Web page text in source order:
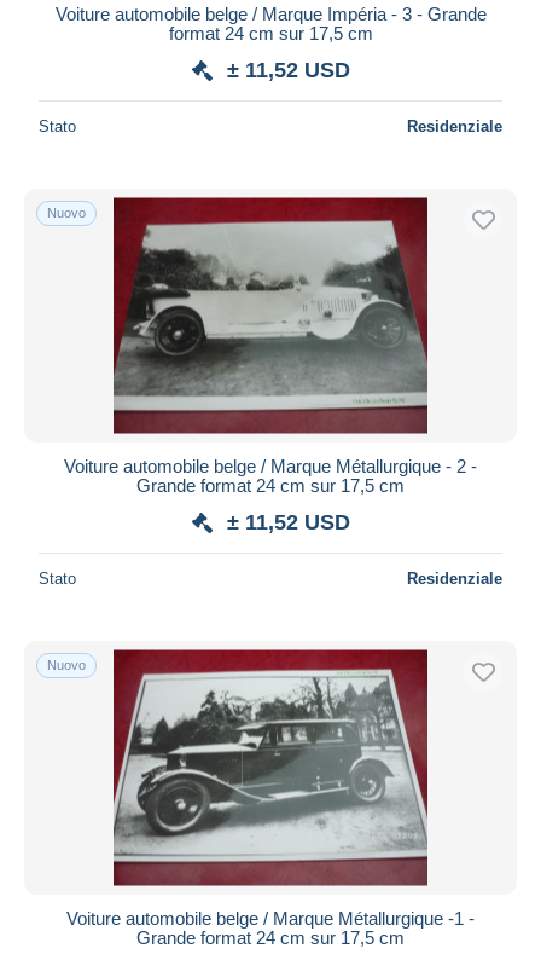
Voiture automobile belge / Marque Impéria - 3 - Grande
format 24 cm sur 17,5 cm
± 11,52 USD
Stato Residenziale
Nuovo
Voiture automobile belge / Marque Métallurgique - 2 -
Grande format 24 cm sur 17,5 cm
± 11,52 USD
Stato Residenziale
Nuovo
Voiture automobile belge / Marque Métallurgique -1 -
Grande format 24 cm sur 17,5 cm